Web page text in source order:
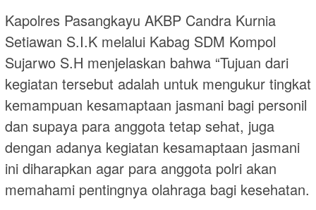
Kapolres Pasangkayu AKBP Candra Kurnia
Setiawan S.I.K melalui Kabag SDM Kompol
Sujarwo S.H menjelaskan bahwa “Tujuan dari
kegiatan tersebut adalah untuk mengukur tingkat
kemampuan kesamaptaan jasmani bagi personil
dan supaya para anggota tetap sehat, juga
dengan adanya kegiatan kesamaptaan jasmani
ini diharapkan agar para anggota polri akan
memahami pentingnya olahraga bagi kesehatan.